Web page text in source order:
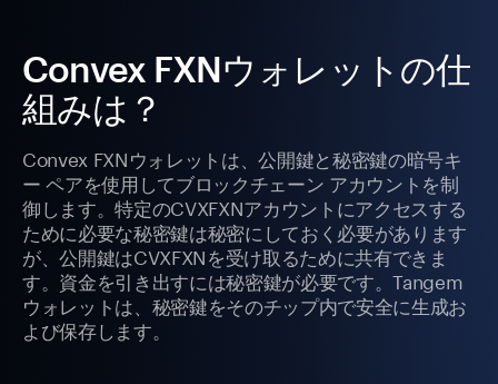
Convex FXNウォレットの仕
組みは？
Convex FXNウォレットは、公開鍵と秘密鍵の暗号キ
ー ペアを使用してブロックチェーン アカウントを制
御します。特定のCVXFXNアカウントにアクセスする
ために必要な秘密鍵は秘密にしておく必要があります
が、公開鍵はCVXFXNを受け取るために共有できま
す。資金を引き出すには秘密鍵が必要です。Tangem
ウォレットは、秘密鍵をそのチップ内で安全に生成お
よび保存します。